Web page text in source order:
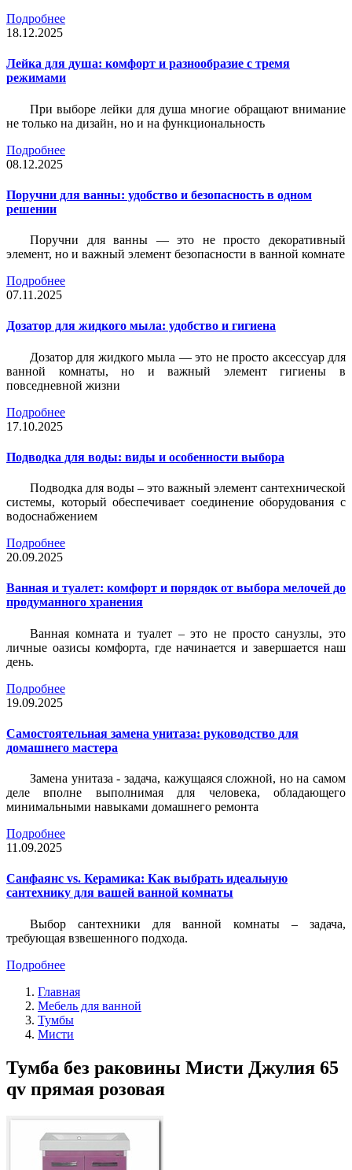
Подробнее
18.12.2025
Лейка для душа: комфорт и разнообразие с тремя
режимами
При выборе лейки для душа многие обращают внимание
не только на дизайн, но и на функциональность
Подробнее
08.12.2025
Поручни для ванны: удобство и безопасность в одном
решении
Поручни для ванны — это не просто декоративный
элемент, но и важный элемент безопасности в ванной комнате
Подробнее
07.11.2025
Дозатор для жидкого мыла: удобство и гигиена
Дозатор для жидкого мыла — это не просто аксессуар для
ванной комнаты, но и важный элемент гигиены в
повседневной жизни
Подробнее
17.10.2025
Подводка для воды: виды и особенности выбора
Подводка для воды – это важный элемент сантехнической
системы, который обеспечивает соединение оборудования с
водоснабжением
Подробнее
20.09.2025
Ванная и туалет: комфорт и порядок от выбора мелочей до
продуманного хранения
Ванная комната и туалет – это не просто санузлы, это
личные оазисы комфорта, где начинается и завершается наш
день.
Подробнее
19.09.2025
Самостоятельная замена унитаза: руководство для
домашнего мастера
Замена унитаза - задача, кажущаяся сложной, но на самом
деле вполне выполнимая для человека, обладающего
минимальными навыками домашнего ремонта
Подробнее
11.09.2025
Санфаянс vs. Керамика: Как выбрать идеальную
сантехнику для вашей ванной комнаты
Выбор сантехники для ванной комнаты – задача,
требующая взвешенного подхода.
Подробнее
Главная
Мебель для ванной
Тумбы
Мисти
Тумба без раковины Мисти Джулия 65
qv прямая розовая